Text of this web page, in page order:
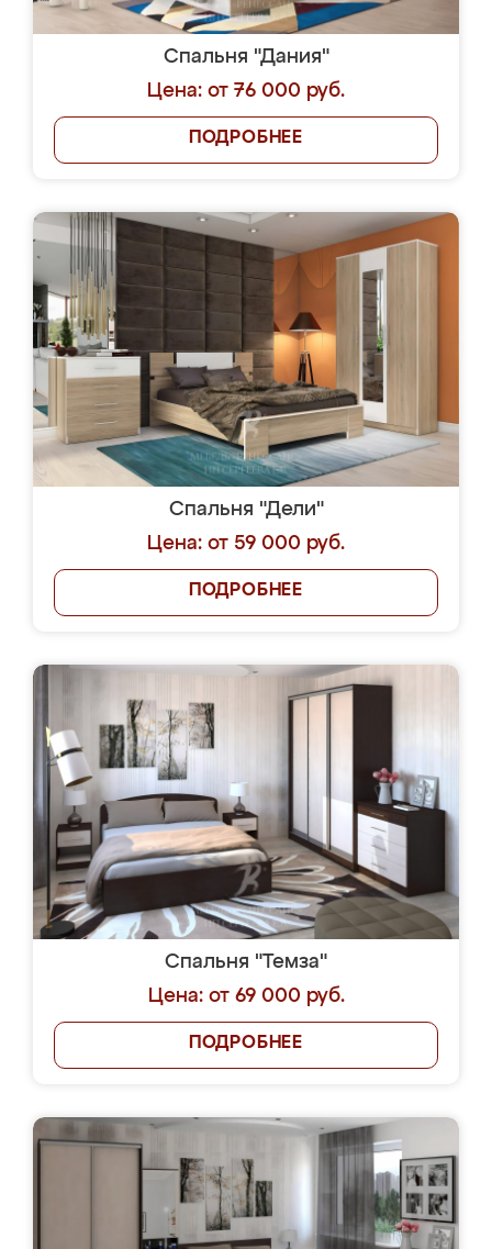
Спальня "Дания"
Цена: от 76 000 руб.
ПОДРОБНЕЕ
Спальня "Дели"
Цена: от 59 000 руб.
ПОДРОБНЕЕ
Спальня "Темза"
Цена: от 69 000 руб.
ПОДРОБНЕЕ